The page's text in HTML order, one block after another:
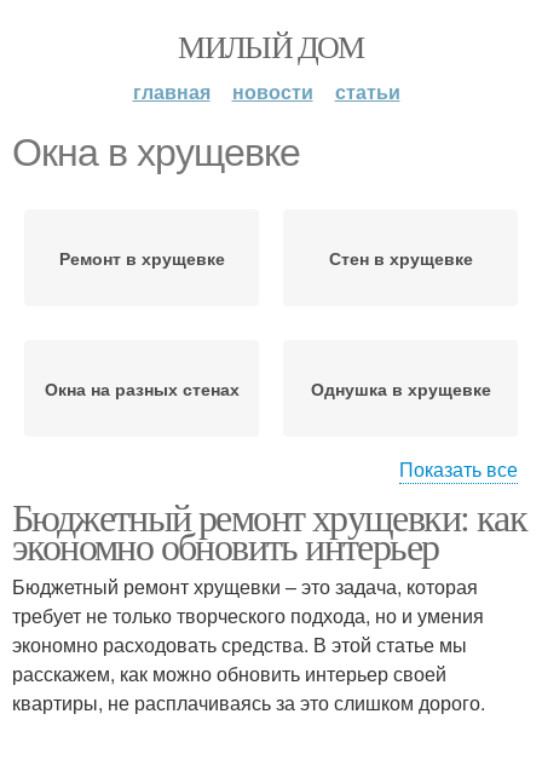
МИЛЫЙ ДОМ
главная новости статьи
Окна в хрущевке
Ремонт в хрущевке Стен в хрущевке
Окна на разных стенах Однушка в хрущевке
Комнаты с угловым
окном
Окна на
перпендикулярных
стенах
Окна на смежных стенах
Показать все
Бюджетный ремонт хрущевки: как
экономно обновить интерьер
Бюджетный ремонт хрущевки – это задача, которая
требует не только творческого подхода, но и умения
экономно расходовать средства. В этой статье мы
расскажем, как можно обновить интерьер своей
квартиры, не расплачиваясь за это слишком дорого.